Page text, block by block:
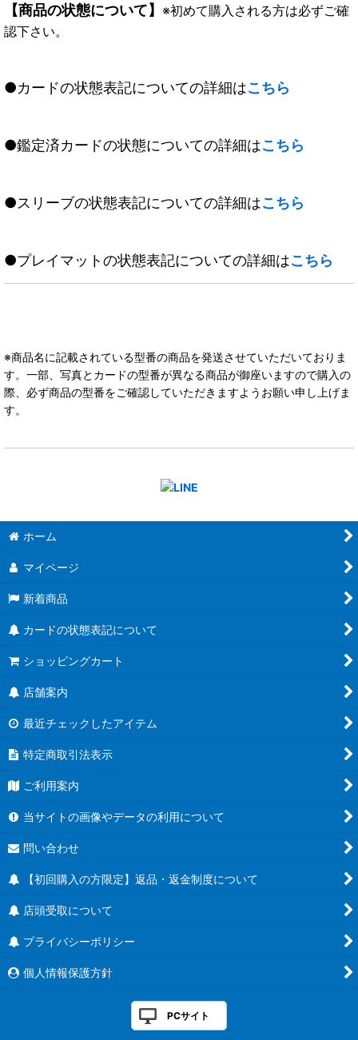
【商品の状態について】 ※初めて購入される方は必ずご確
認下さい。
●カードの状態表記についての詳細はこちら
●鑑定済カードの状態についての詳細はこちら
●スリーブの状態表記についての詳細はこちら
●プレイマットの状態表記についての詳細はこちら
※商品名に記載されている型番の商品を発送させていただいておりま
す。一部、写真とカードの型番が異なる商品が御座いますので購入の
際、必ず商品の型番をご確認していただきますようお願い申し上げま
す。
ホーム
マイページ
新着商品
カードの状態表記について
ショッピングカート
店舗案内
最近チェックしたアイテム
特定商取引法表示
ご利用案内
当サイトの画像やデータの利用について
問い合わせ
【初回購入の方限定】返品・返金制度について
店頭受取について
プライバシーポリシー
個人情報保護方針
PCサイト